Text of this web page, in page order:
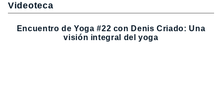
Videoteca
Encuentro de Yoga #22 con Denis Criado: Una
visión integral del yoga